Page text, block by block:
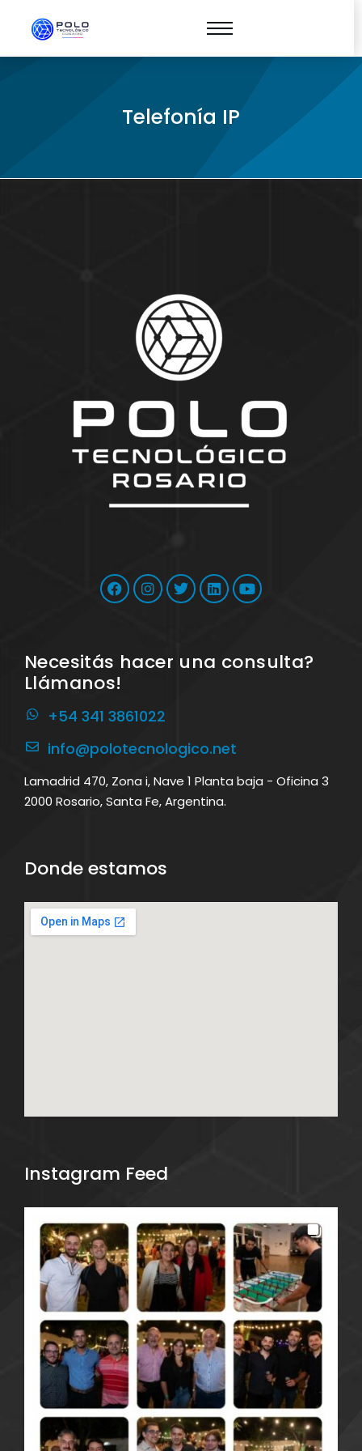
Telefonía IP
Necesitás hacer una consulta?
Llámanos!
+54 341 3861022
info@polotecnologico.net
Lamadrid 470, Zona i, Nave 1 Planta baja - Oficina 3
2000 Rosario, Santa Fe, Argentina.
Donde estamos
Instagram Feed